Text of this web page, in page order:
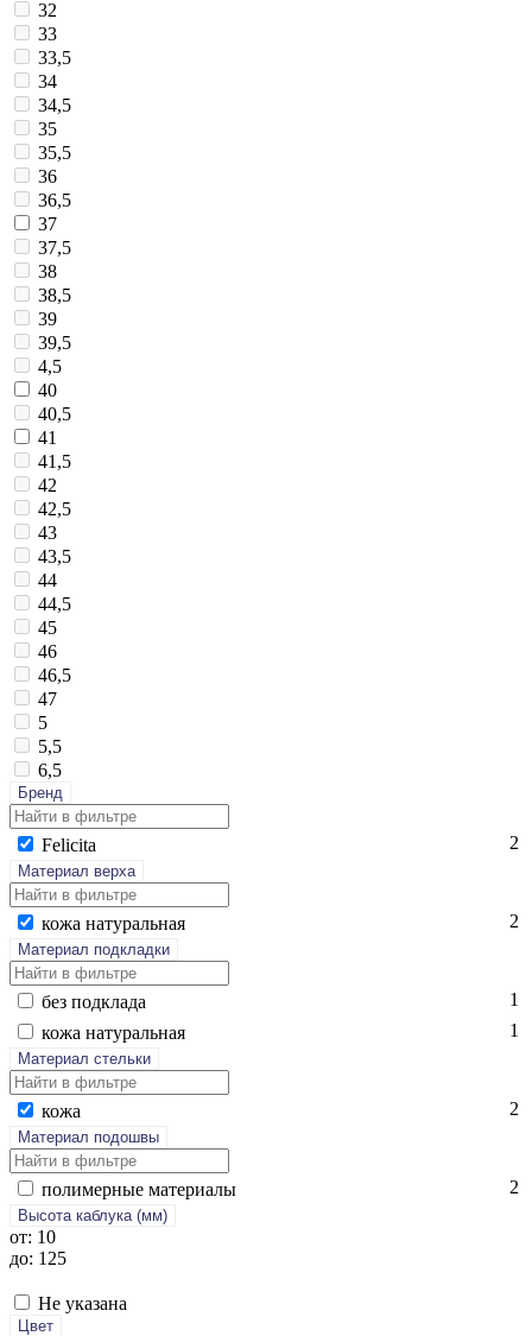
32
33
33,5
34
34,5
35
35,5
36
36,5
37
37,5
38
38,5
39
39,5
4,5
40
40,5
41
41,5
42
42,5
43
43,5
44
44,5
45
46
46,5
47
5
5,5
6,5
Бренд
Fe­lici­ta 2
Материал верха
ко­жа на­тураль­ная 2
Материал подкладки
без подк­ла­да
1
ко­жа на­тураль­ная
1
Материал стельки
ко­жа 2
Материал подошвы
по­лимер­ные ма­тери­алы 2
Высота каблука (мм)
от: 10
до: 125
Не указана
Цвет